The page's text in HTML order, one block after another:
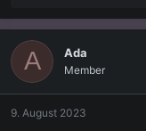
a
k
t
o
e
A Ada
Member
9. August 2023